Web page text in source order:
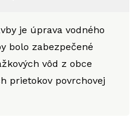
je úprava vodného
bolo zabezpečené
vôd z obce
prietokov povrchovej